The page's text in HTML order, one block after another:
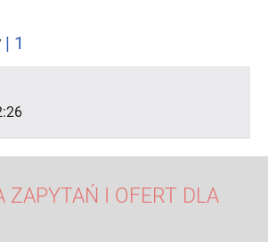
| 1
ZAPYTAŃ I OFERT DLA